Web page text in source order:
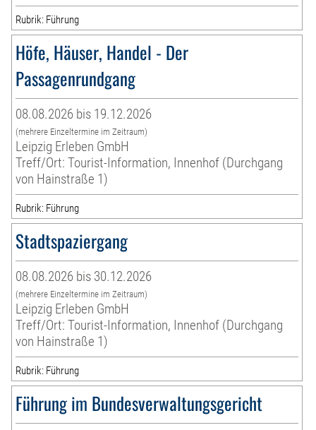
Rubrik: Führung
Höfe, Häuser, Handel - Der
Passagenrundgang
08.08.2026 bis 19.12.2026
(mehrere Einzeltermine im Zeitraum)
Leipzig Erleben GmbH
Treff/Ort: Tourist-Information, Innenhof (Durchgang
von Hainstraße 1)
Rubrik: Führung
Stadtspaziergang
08.08.2026 bis 30.12.2026
(mehrere Einzeltermine im Zeitraum)
Leipzig Erleben GmbH
Treff/Ort: Tourist-Information, Innenhof (Durchgang
von Hainstraße 1)
Rubrik: Führung
Führung im Bundesverwaltungsgericht